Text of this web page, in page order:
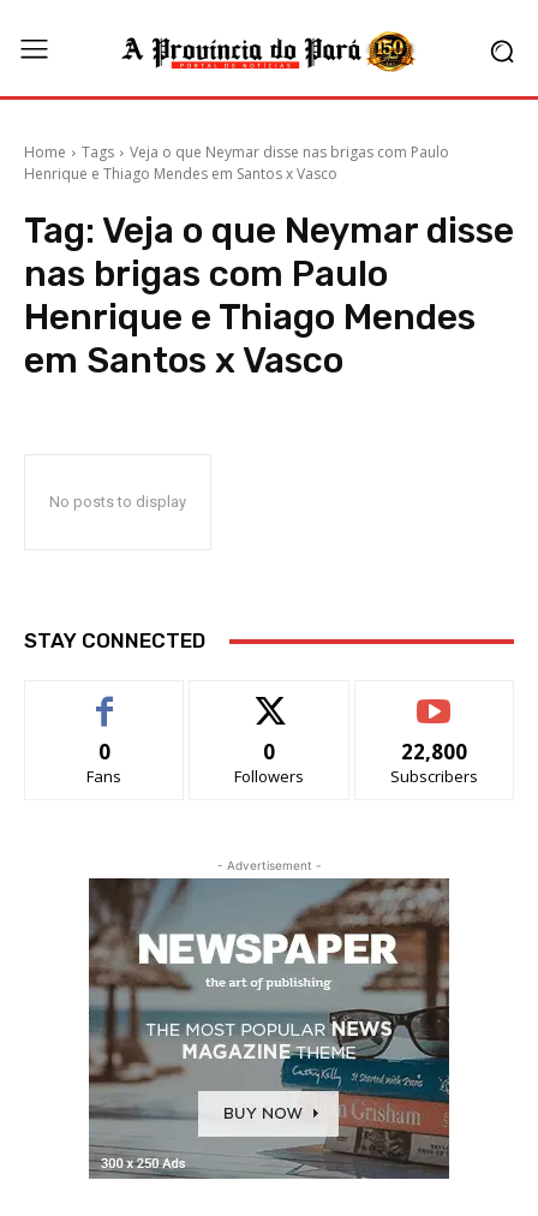
Home Tags
Veja o que Neymar disse nas brigas com Paulo
Henrique e Thiago Mendes em Santos x Vasco
Tag: Veja o que Neymar disse
nas brigas com Paulo
Henrique e Thiago Mendes
em Santos x Vasco
No posts to display
STAY CONNECTED
0
Fans
0
Followers
22,800
Subscribers
- Advertisement -